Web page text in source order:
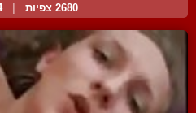
2680 צפיות |
4